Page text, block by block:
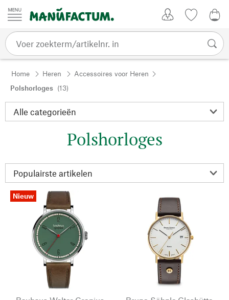
Passer au contenu
Home Heren
Accessoires voor Heren
Polshorloges (13)
Polshorloges
Nieuw